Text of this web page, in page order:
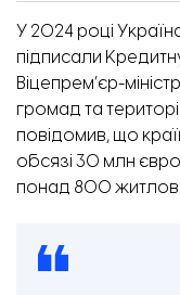
У 2024 році
підписали
Віцепрем’єр-
громад та
повідомив, що
обсязі 30 млн
понад 800